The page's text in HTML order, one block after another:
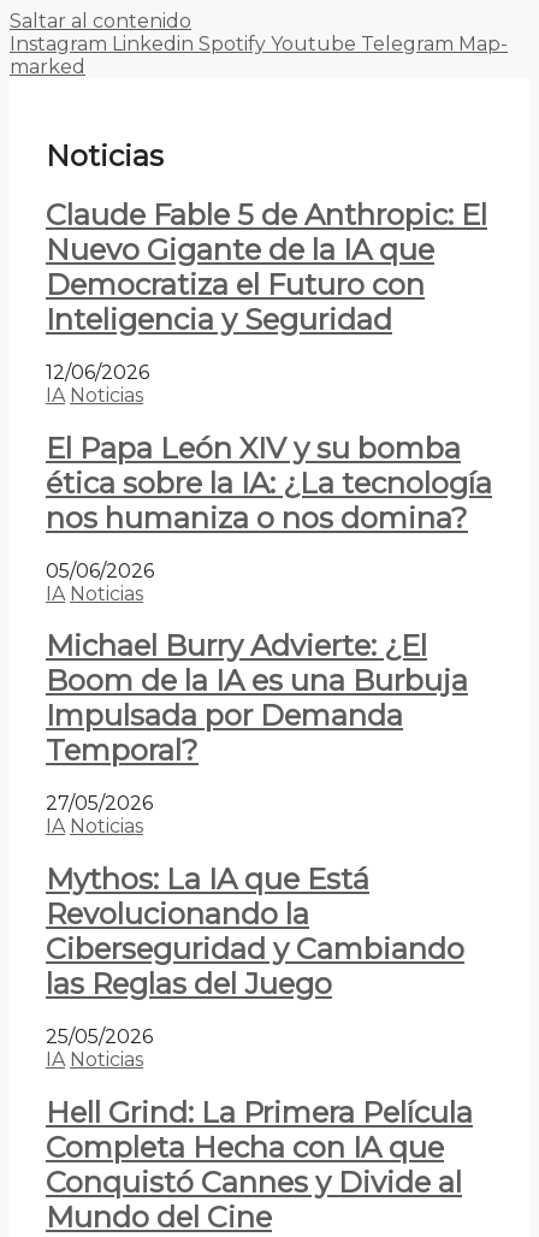
Saltar al contenido
Instagram Linkedin Spotify Youtube Telegram Map-
marked
Noticias
Claude Fable 5 de Anthropic: El
Nuevo Gigante de la IA que
Democratiza el Futuro con
Inteligencia y Seguridad
12/06/2026
IA Noticias
El Papa León XIV y su bomba
ética sobre la IA: ¿La tecnología
nos humaniza o nos domina?
05/06/2026
IA Noticias
Michael Burry Advierte: ¿El
Boom de la IA es una Burbuja
Impulsada por Demanda
Temporal?
27/05/2026
IA Noticias
Mythos: La IA que Está
Revolucionando la
Ciberseguridad y Cambiando
las Reglas del Juego
25/05/2026
IA Noticias
Hell Grind: La Primera Película
Completa Hecha con IA que
Conquistó Cannes y Divide al
Mundo del Cine